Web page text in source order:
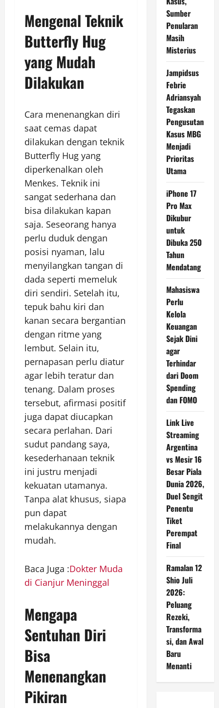
Mengenal Teknik
Butterfly Hug
yang Mudah
Dilakukan
Cara menenangkan diri
saat cemas dapat
dilakukan dengan teknik
Butterfly Hug yang
diperkenalkan oleh
Menkes. Teknik ini
sangat sederhana dan
bisa dilakukan kapan
saja. Seseorang hanya
perlu duduk dengan
posisi nyaman, lalu
menyilangkan tangan di
dada seperti memeluk
diri sendiri. Setelah itu,
tepuk bahu kiri dan
kanan secara bergantian
dengan ritme yang
lembut. Selain itu,
pernapasan perlu diatur
agar lebih teratur dan
tenang. Dalam proses
tersebut, afirmasi positif
juga dapat diucapkan
secara perlahan. Dari
sudut pandang saya,
kesederhanaan teknik
ini justru menjadi
kekuatan utamanya.
Tanpa alat khusus, siapa
pun dapat
melakukannya dengan
mudah.
Baca Juga :Dokter Muda
di Cianjur Meninggal
Mengapa
Sentuhan Diri
Bisa
Menenangkan
Pikiran
Sumber
Penularan
Masih
Misterius
Jampidsus
Febrie
Adriansyah
Tegaskan
Pengusutan
Kasus MBG
Menjadi
Prioritas
Utama
iPhone 17
Pro Max
Dikubur
untuk
Dibuka 250
Tahun
Mendatang
Mahasiswa
Perlu
Kelola
Keuangan
Sejak Dini
agar
Terhindar
dari Doom
Spending
dan FOMO
Link Live
Streaming
Argentina
vs Mesir 16
Besar Piala
Dunia 2026,
Duel Sengit
Penentu
Tiket
Perempat
Final
Ramalan 12
Shio Juli
2026:
Peluang
Rezeki,
Transforma
si, dan Awal
Baru
Menanti